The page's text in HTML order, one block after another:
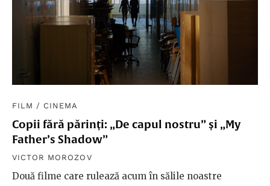
FILM / CINEMA
Copii fără părinți: „De capul nostru” și „My
Father’s Shadow”
VICTOR MOROZOV
Două filme care rulează acum în sălile noastre